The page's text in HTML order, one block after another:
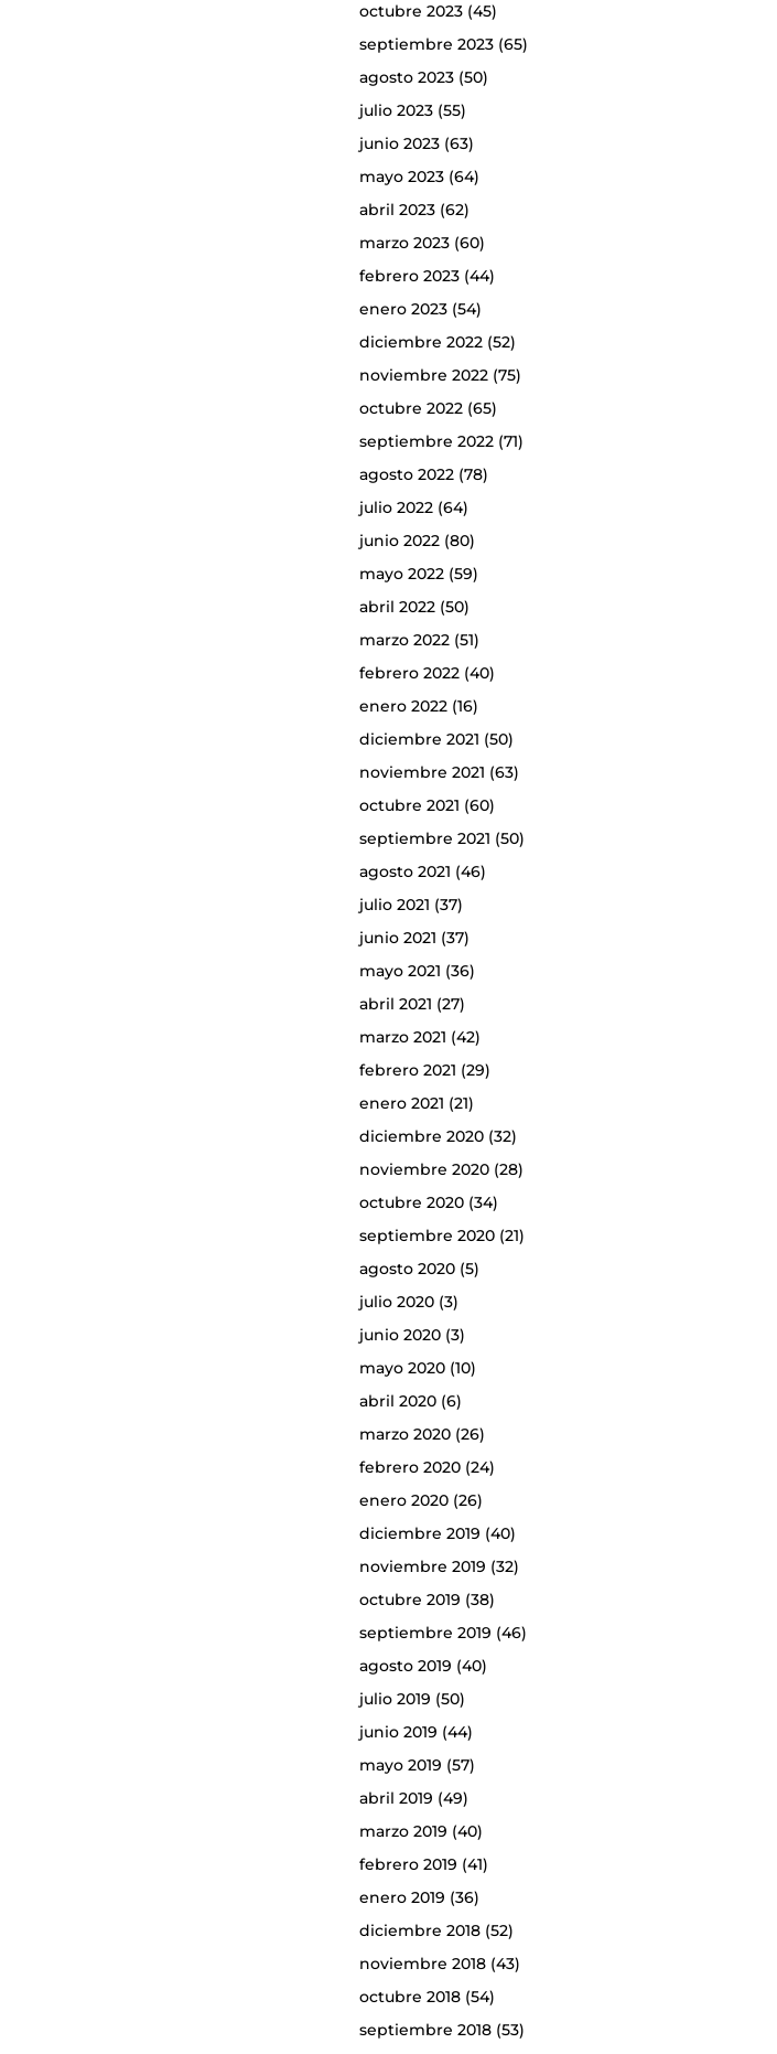
octubre 2023(45)
septiembre 2023(65)
agosto 2023(50)
julio 2023(55)
junio 2023(63)
mayo 2023(64)
abril 2023(62)
marzo 2023(60)
febrero 2023(44)
enero 2023(54)
diciembre 2022(52)
noviembre 2022(75)
octubre 2022(65)
septiembre 2022(71)
agosto 2022(78)
julio 2022(64)
junio 2022(80)
mayo 2022(59)
abril 2022(50)
marzo 2022(51)
febrero 2022(40)
enero 2022(16)
diciembre 2021 (50)
noviembre 2021 (63)
octubre 2021 (60)
septiembre 2021 (50)
agosto 2021 (46)
julio 2021 (37)
junio 2021 (37)
mayo 2021 (36)
abril 2021 (27)
marzo 2021 (42)
febrero 2021 (29)
enero 2021 (21)
diciembre 2020(32)
noviembre 2020(28)
octubre 2020(34)
septiembre 2020(21)
agosto 2020(5)
julio 2020(3)
junio 2020(3)
mayo 2020(10)
abril 2020(6)
marzo 2020(26)
febrero 2020(24)
enero 2020(26)
diciembre 2019 (40)
noviembre 2019 (32)
octubre 2019 (38)
septiembre 2019 (46)
agosto 2019 (40)
julio 2019 (50)
junio 2019 (44)
mayo 2019 (57)
abril 2019 (49)
marzo 2019 (40)
febrero 2019 (41)
enero 2019 (36)
diciembre 2018(52)
noviembre 2018(43)
octubre 2018(54)
septiembre 2018(53)